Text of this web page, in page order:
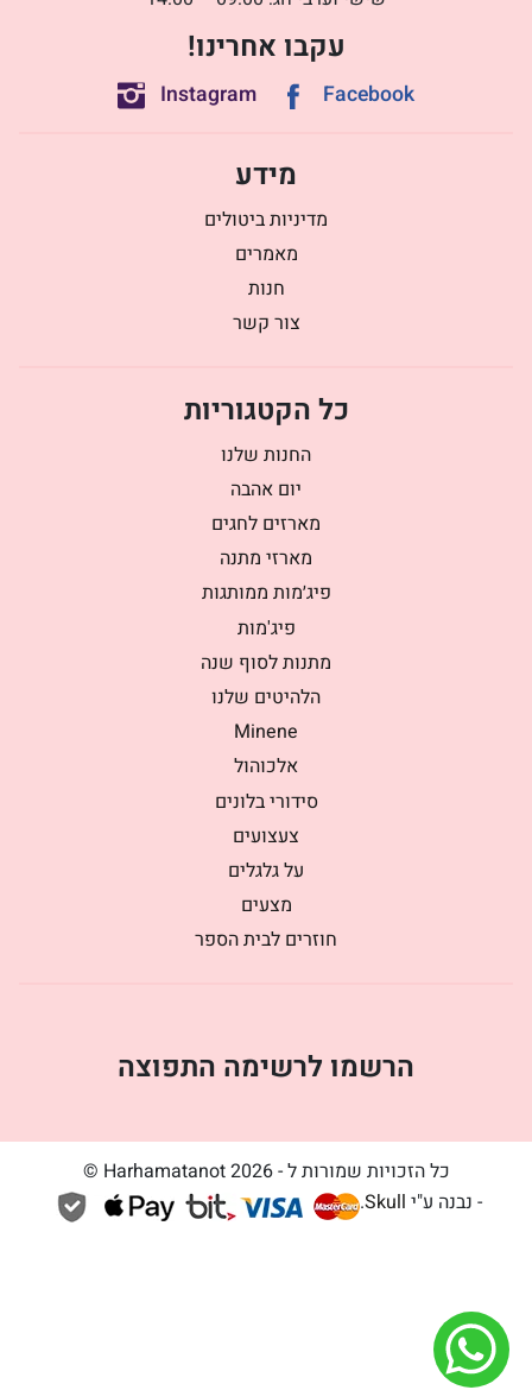
עקבו אחרינו!
Facebook
Instagram
מידע
מדיניות ביטולים
מאמרים
חנות
צור קשר
כל הקטגוריות
החנות שלנו
יום אהבה
מארזים לחגים
מארזי מתנה
פיג׳מות ממותגות
פיג'מות
מתנות לסוף שנה
הלהיטים שלנו
Minene
אלכוהול
סידורי בלונים
צעצועים
על גלגלים
מצעים
חוזרים לבית הספר
הרשמו לרשימה התפוצה
כל הזכויות שמורות ל - Harhamatanot 2026 ©
- נבנה ע"י Skull
.